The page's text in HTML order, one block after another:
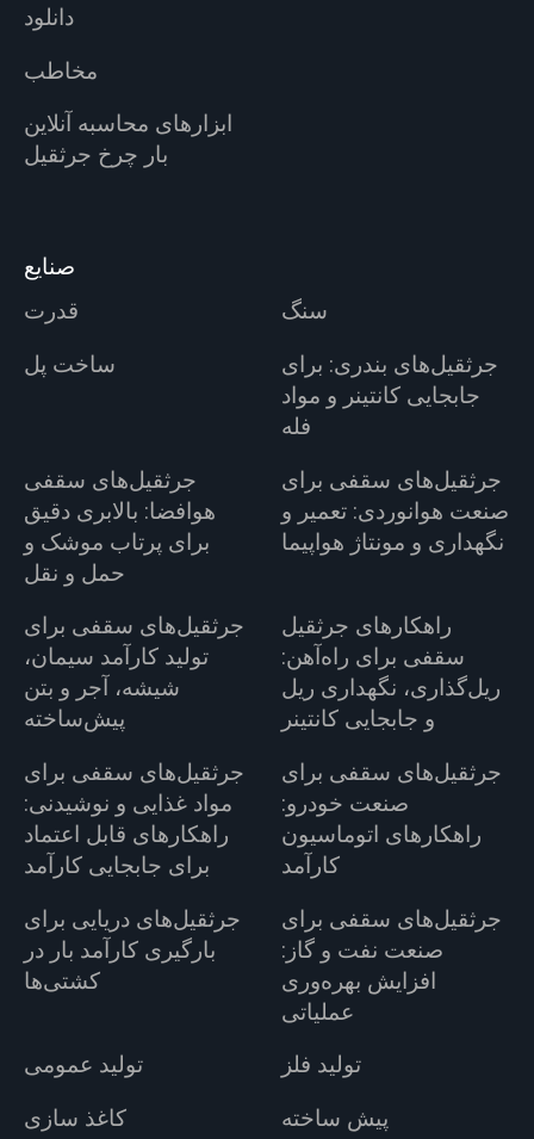
دانلود
مخاطب
ابزارهای محاسبه آنلاین
بار چرخ جرثقیل
صنایع
قدرت
سنگ
ساخت پل
جرثقیل‌های بندری: برای
جابجایی کانتینر و مواد
فله
جرثقیل‌های سقفی
هوافضا: بالابری دقیق
برای پرتاب موشک و
حمل و نقل
جرثقیل‌های سقفی برای
صنعت هوانوردی: تعمیر و
نگهداری و مونتاژ هواپیما
جرثقیل‌های سقفی برای
تولید کارآمد سیمان،
شیشه، آجر و بتن
پیش‌ساخته
راهکارهای جرثقیل
سقفی برای راه‌آهن:
ریل‌گذاری، نگهداری ریل
و جابجایی کانتینر
جرثقیل‌های سقفی برای
مواد غذایی و نوشیدنی:
راهکارهای قابل اعتماد
برای جابجایی کارآمد
جرثقیل‌های سقفی برای
صنعت خودرو:
راهکارهای اتوماسیون
کارآمد
جرثقیل‌های دریایی برای
بارگیری کارآمد بار در
کشتی‌ها
جرثقیل‌های سقفی برای
صنعت نفت و گاز:
افزایش بهره‌وری
عملیاتی
تولید عمومی
تولید فلز
کاغذ سازی
پیش ساخته